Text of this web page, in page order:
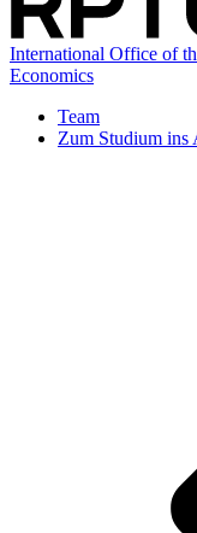
International Office of
Economics
Team
Zum Studium ins